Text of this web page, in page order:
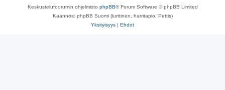
Keskustelufoorumin ohjelmisto phpBB® Forum Software © phpBB Limited
Käännös: phpBB Suomi (lurttinen, harritapio, Pettis)
Yksityisyys | Ehdot